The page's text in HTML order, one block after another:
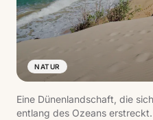
NATUR
Eine Dünenlandschaft, die
entlang des Ozeans